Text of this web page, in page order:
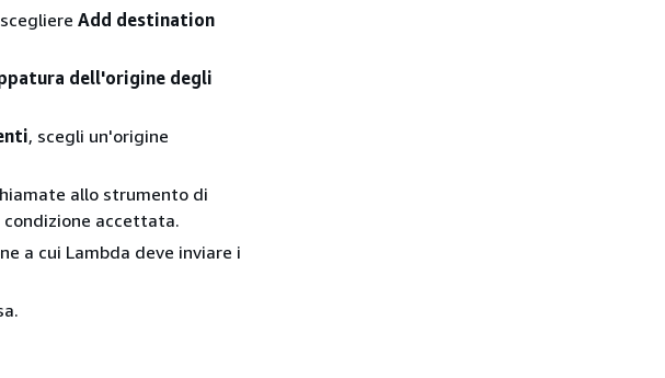
Add destination
dell'origine degli
, scegli un'origine
allo strumento di
accettata.
a cui Lambda deve inviare i